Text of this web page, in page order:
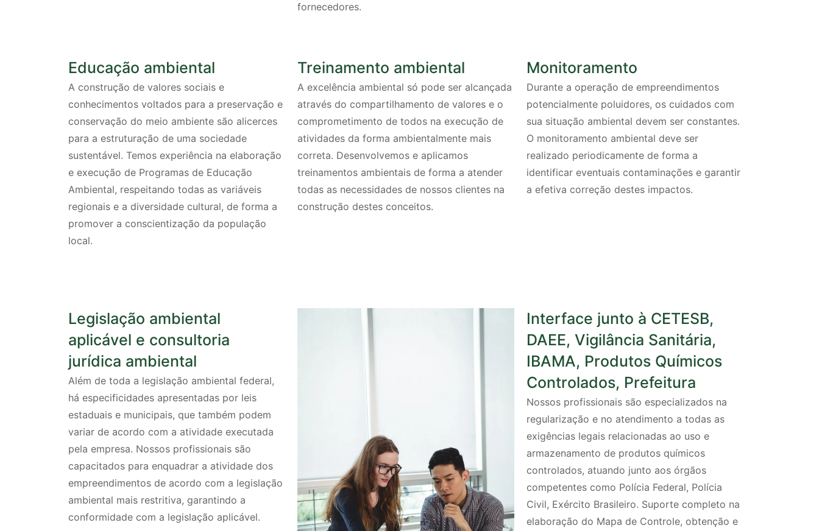
fornecedores.
Educação ambiental
A construção de valores sociais e
conhecimentos voltados para a preservação e
conservação do meio ambiente são alicerces
para a estruturação de uma sociedade
sustentável. Temos experiência na elaboração
e execução de Programas de Educação
Ambiental, respeitando todas as variáveis
regionais e a diversidade cultural, de forma a
promover a conscientização da população
local.
Treinamento ambiental
A excelência ambiental só pode ser alcançada
através do compartilhamento de valores e o
comprometimento de todos na execução de
atividades da forma ambientalmente mais
correta. Desenvolvemos e aplicamos
treinamentos ambientais de forma a atender
todas as necessidades de nossos clientes na
construção destes conceitos.
Monitoramento
Durante a operação de empreendimentos
potencialmente poluidores, os cuidados com
sua situação ambiental devem ser constantes.
O monitoramento ambiental deve ser
realizado periodicamente de forma a
identificar eventuais contaminações e garantir
a efetiva correção destes impactos.
Legislação ambiental
aplicável e consultoria
jurídica ambiental
Além de toda a legislação ambiental federal,
há especificidades apresentadas por leis
estaduais e municipais, que também podem
variar de acordo com a atividade executada
pela empresa. Nossos profissionais são
capacitados para enquadrar a atividade dos
empreendimentos de acordo com a legislação
ambiental mais restritiva, garantindo a
conformidade com a legislação aplicável.
Interface junto à CETESB,
DAEE, Vigilância Sanitária,
IBAMA, Produtos Químicos
Controlados, Prefeitura
Nossos profissionais são especializados na
regularização e no atendimento a todas as
exigências legais relacionadas ao uso e
armazenamento de produtos químicos
controlados, atuando junto aos órgãos
competentes como Polícia Federal, Polícia
Civil, Exército Brasileiro. Suporte completo na
elaboração do Mapa de Controle, obtenção e